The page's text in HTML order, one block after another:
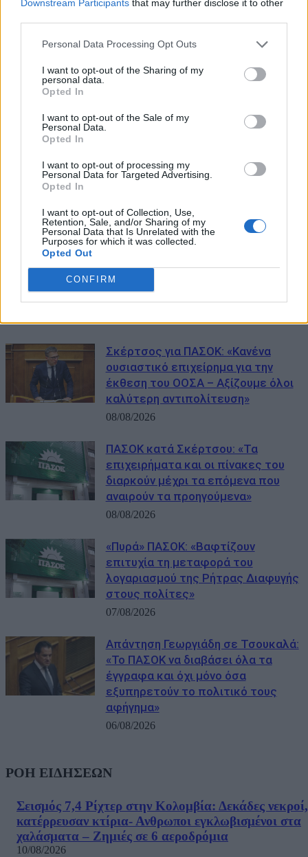
Downstream Participants that may further disclose it to other
Personal Data Processing Opt Outs
I want to opt-out of the Sharing of my
personal data.
Opted In
I want to opt-out of the Sale of my
Personal Data.
Opted In
I want to opt-out of processing my
Personal Data for Targeted Advertising.
Opted In
I want to opt-out of Collection, Use,
Retention, Sale, and/or Sharing of my
Personal Data that Is Unrelated with the
Purposes for which it was collected.
Opted Out
CONFIRM
ΜΠΟΡΕΙ ΝΑ ΣΑΣ ΕΝΔΙΑΦΕΡΕΙ
ΠΑΣΟΚ για Τσίπρα: «Μόνο σαν
συμφέροντα»
10/08/2026
Το ΠΑΣΟΚ επανέρχεται για το
δημοσίευμα της «Εστίας»:
«Φαντασιόπληκτο ρεπορτάζ»
Σκέρτσος για ΠΑΣΟΚ: «Κανένα
ουσιαστικό επιχείρημα για την
έκθεση του ΟΟΣΑ – Αξίζουμε όλοι
καλύτερη αντιπολίτευση»
08/08/2026
ΠΑΣΟΚ κατά Σκέρτσου: «Τα
επιχειρήματα και οι πίνακες του
διαρκούν μέχρι τα επόμενα που
αναιρούν τα προηγούμενα»
08/08/2026
«Πυρά» ΠΑΣΟΚ: «Βαφτίζουν
επιτυχία τη μεταφορά του
λογαριασμού της Ρήτρας Διαφυγής
στους πολίτες»
07/08/2026
Απάντηση Γεωργιάδη σε Τσουκαλά:
«Το ΠΑΣΟΚ να διαβάσει όλα τα
έγγραφα και όχι μόνο όσα
εξυπηρετούν το πολιτικό τους
αφήγημα»
06/08/2026
ΡΟΗ ΕΙΔΗΣΕΩΝ
Σεισμός 7,4 Ρίχτερ στην Κολομβία: Δεκάδες νεκροί,
κατέρρευσαν κτίρια- Ανθρωποι εγκλωβισμένοι στα
χαλάσματα – Ζημιές σε 6 αεροδρόμια
10/08/2026